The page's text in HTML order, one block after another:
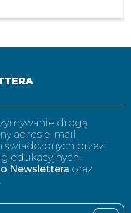
drogą
adres e-mail
przez
edukacyjnych.
Newslettera oraz